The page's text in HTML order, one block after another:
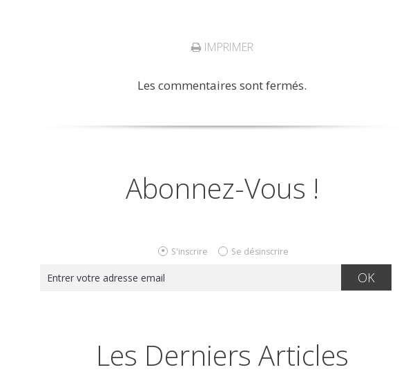
IMPRIMER
Les commentaires sont fermés.
Abonnez-Vous !
S'inscrire Se désinscrire
Les Derniers Articles